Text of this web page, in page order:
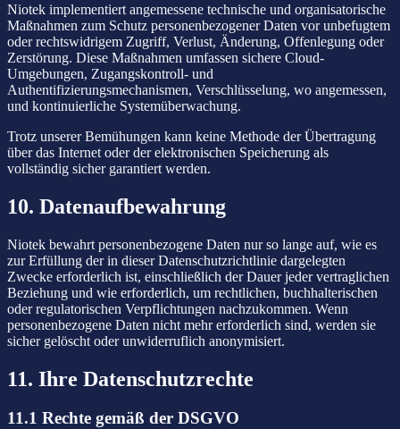
Niotek implementiert angemessene technische und organisatorische
Maßnahmen zum Schutz personenbezogener Daten vor unbefugtem
oder rechtswidrigem Zugriff, Verlust, Änderung, Offenlegung oder
Zerstörung. Diese Maßnahmen umfassen sichere Cloud-
Umgebungen, Zugangskontroll- und
Authentifizierungsmechanismen, Verschlüsselung, wo angemessen,
und kontinuierliche Systemüberwachung.
Trotz unserer Bemühungen kann keine Methode der Übertragung
über das Internet oder der elektronischen Speicherung als
vollständig sicher garantiert werden.
10. Datenaufbewahrung
Niotek bewahrt personenbezogene Daten nur so lange auf, wie es
zur Erfüllung der in dieser Datenschutzrichtlinie dargelegten
Zwecke erforderlich ist, einschließlich der Dauer jeder vertraglichen
Beziehung und wie erforderlich, um rechtlichen, buchhalterischen
oder regulatorischen Verpflichtungen nachzukommen. Wenn
personenbezogene Daten nicht mehr erforderlich sind, werden sie
sicher gelöscht oder unwiderruflich anonymisiert.
11. Ihre Datenschutzrechte
11.1 Rechte gemäß der DSGVO